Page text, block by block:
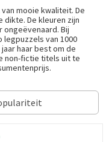
mooie kwaliteit. De
dikte. De kleuren zijn
Bij
legpuzzels van 1000
haar best om de
non-fictie titels uit te